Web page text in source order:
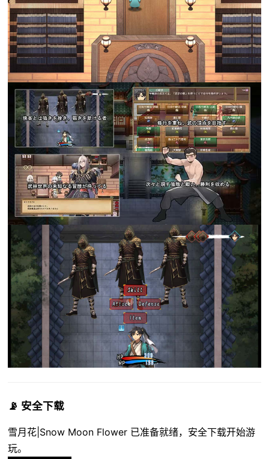
📡 安全下载
雪月花|Snow Moon Flower 已准备就绪，安全下载开始游
玩。